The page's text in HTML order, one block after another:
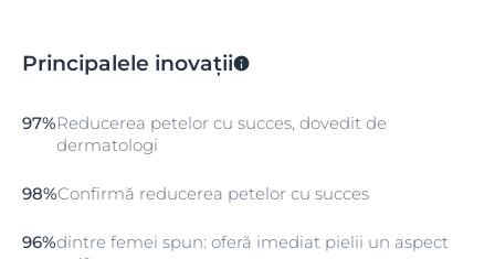
Principalele inovații
97%Reducerea petelor cu succes, dovedit de
dermatologi
98%Confirmă reducerea petelor cu succes
96%dintre femei spun: oferă imediat pielii un aspect